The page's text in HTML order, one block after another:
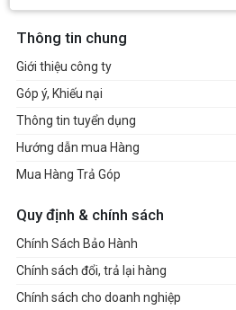
Thông tin chung
Giới thiệu công ty
Góp ý, Khiếu nại
Thông tin tuyển dụng
Hướng dẫn mua Hàng
Mua Hàng Trả Góp
Quy định & chính sách
Chính Sách Bảo Hành
Chính sách đổi, trả lại hàng
Chính sách cho doanh nghiệp